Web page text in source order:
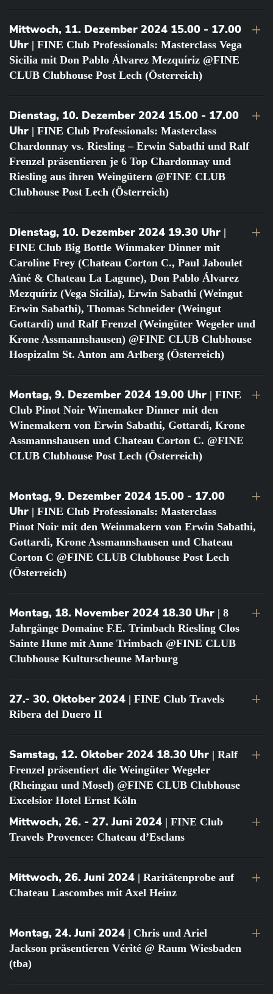
Mittwoch, 11. Dezember 2024 15.00 - 17.00
Uhr | FINE Club Professionals: Masterclass Vega
Sicilia mit Don Pablo Álvarez Mezquíriz @FINE
CLUB Clubhouse Post Lech (Österreich)
Dienstag, 10. Dezember 2024 15.00 - 17.00
Uhr | FINE Club Professionals: Masterclass
Chardonnay vs. Riesling – Erwin Sabathi und Ralf
Frenzel präsentieren je 6 Top Chardonnay und
Riesling aus ihren Weingütern @FINE CLUB
Clubhouse Post Lech (Österreich)
Dienstag, 10. Dezember 2024 19.30 Uhr |
FINE Club Big Bottle Winmaker Dinner mit
Caroline Frey (Chateau Corton C., Paul Jaboulet
Aîné & Chateau La Lagune), Don Pablo Álvarez
Mezquíriz (Vega Sicilia), Erwin Sabathi (Weingut
Erwin Sabathi), Thomas Schneider (Weingut
Gottardi) und Ralf Frenzel (Weingüter Wegeler und
Krone Assmannshausen) @FINE CLUB Clubhouse
Hospizalm St. Anton am Arlberg (Österreich)
Montag, 9. Dezember 2024 19.00 Uhr | FINE
Club Pinot Noir Winemaker Dinner mit den
Winemakern von Erwin Sabathi, Gottardi, Krone
Assmannshausen und Chateau Corton C. @FINE
CLUB Clubhouse Post Lech (Österreich)
Montag, 9. Dezember 2024 15.00 - 17.00
Uhr | FINE Club Professionals: Masterclass
Pinot Noir mit den Weinmakern von Erwin Sabathi,
Gottardi, Krone Assmannshausen und Chateau
Corton C @FINE CLUB Clubhouse Post Lech
(Österreich)
Montag, 18. November 2024 18.30 Uhr | 8
Jahrgänge Domaine F.E. Trimbach Riesling Clos
Sainte Hune mit Anne Trimbach @FINE CLUB
Clubhouse Kulturscheune Marburg
27.- 30. Oktober 2024 | FINE Club Travels
Ribera del Duero II
Samstag, 12. Oktober 2024 18.30 Uhr | Ralf
Frenzel präsentiert die Weingüter Wegeler
(Rheingau und Mosel) @FINE CLUB Clubhouse
Excelsior Hotel Ernst Köln
Mittwoch, 26. - 27. Juni 2024 | FINE Club
Travels Provence: Chateau d’Esclans
Mittwoch, 26. Juni 2024 | Raritätenprobe auf
Chateau Lascombes mit Axel Heinz
Montag, 24. Juni 2024 | Chris und Ariel
Jackson präsentieren Vérité @ Raum Wiesbaden
(tba)